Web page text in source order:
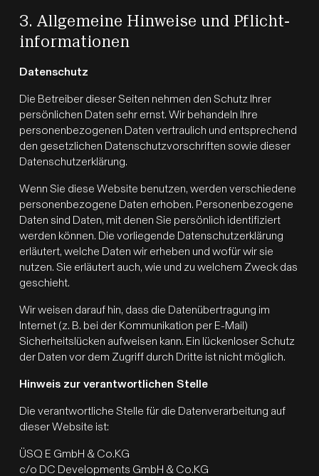
3. Allgemeine Hinweise und Pflicht­
informationen
Datenschutz
Die Betreiber dieser Seiten nehmen den Schutz Ihrer
persönlichen Daten sehr ernst. Wir behandeln Ihre
personenbezogenen Daten vertraulich und entsprechend
den gesetzlichen Datenschutzvorschriften sowie dieser
Datenschutzerklärung.
Wenn Sie diese Website benutzen, werden verschiedene
personenbezogene Daten erhoben. Personenbezogene
Daten sind Daten, mit denen Sie persönlich identifiziert
werden können. Die vorliegende Datenschutzerklärung
erläutert, welche Daten wir erheben und wofür wir sie
nutzen. Sie erläutert auch, wie und zu welchem Zweck das
geschieht.
Wir weisen darauf hin, dass die Datenübertragung im
Internet (z. B. bei der Kommunikation per E-Mail)
Sicherheitslücken aufweisen kann. Ein lückenloser Schutz
der Daten vor dem Zugriff durch Dritte ist nicht möglich.
Hinweis zur verantwortlichen Stelle
Die verantwortliche Stelle für die Datenverarbeitung auf
dieser Website ist:
ÜSQ E GmbH & Co.KG
c/o DC Developments GmbH & Co.KG